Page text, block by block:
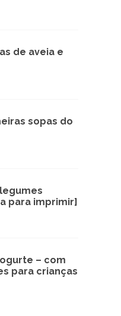
de aveia e
sopas do
para imprimir]
– com
para crianças